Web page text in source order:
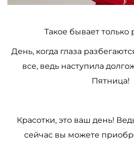
Такое бывает только
День, когда глаза
все, ведь наступила
Пятница!
Красотки, это ваш день!
сейчас вы можете